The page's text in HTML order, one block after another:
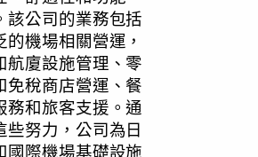
該公司的業務包括
的機場相關營運，
航廈設施管理、零
免稅商店營運、餐
務和旅客支援。通
些努力，公司為日
國際機場基礎設施